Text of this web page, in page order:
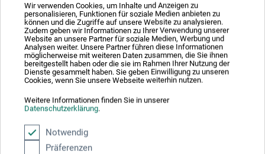
Wir verwenden Cookies, um Inhalte und Anzeigen zu
personalisieren, Funktionen für soziale Medien anbieten zu
können und die Zugriffe auf unsere Website zu analysieren.
Zudem geben wir Informationen zu Ihrer Verwendung unserer
Website an unsere Partner für soziale Medien, Werbung und
Analysen weiter. Unsere Partner führen diese Informationen
möglicherweise mit weiteren Daten zusammen, die Sie ihnen
bereitgestellt haben oder die sie im Rahmen Ihrer Nutzung der
Dienste gesammelt haben. Sie geben Einwilligung zu unseren
Cookies, wenn Sie unsere Webseite weiterhin nutzen.
Weitere Informationen finden Sie in unserer
Datenschutzerklärung.
Notwendig
Präferenzen
Essdee
3 i 1-linoleumsredskaber
75,00
plus forsendelse